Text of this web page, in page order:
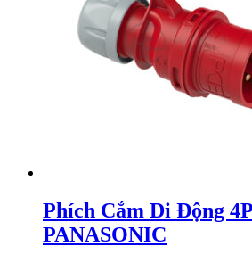
Phích Cắm Di Động
PANASONIC